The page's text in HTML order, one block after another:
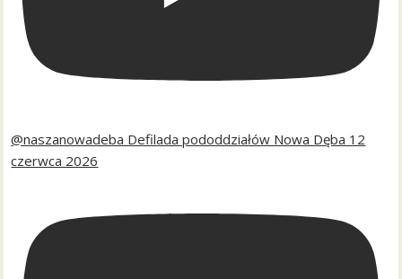
@naszanowadeba Defilada pododdziałów Nowa Dęba 12
czerwca 2026